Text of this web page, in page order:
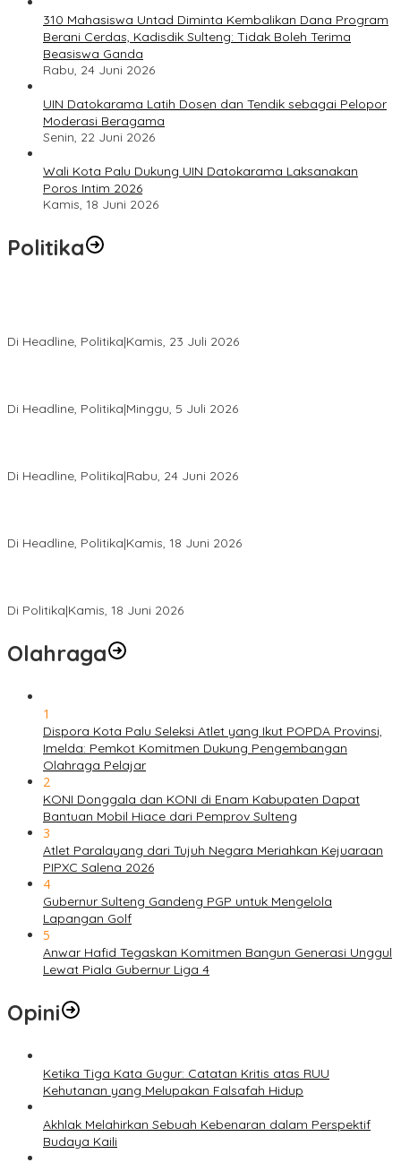
310 Mahasiswa Untad Diminta Kembalikan Dana Program
Berani Cerdas, Kadisdik Sulteng: Tidak Boleh Terima
Beasiswa Ganda
Rabu, 24 Juni 2026
UIN Datokarama Latih Dosen dan Tendik sebagai Pelopor
Moderasi Beragama
Senin, 22 Juni 2026
Wali Kota Palu Dukung UIN Datokarama Laksanakan
Poros Intim 2026
Kamis, 18 Juni 2026
Politika
Di Headline, Politika|Kamis, 23 Juli 2026
Di Headline, Politika|Minggu, 5 Juli 2026
Di Headline, Politika|Rabu, 24 Juni 2026
Di Headline, Politika|Kamis, 18 Juni 2026
Di Politika|Kamis, 18 Juni 2026
Olahraga
1
Dispora Kota Palu Seleksi Atlet yang Ikut POPDA Provinsi,
Imelda: Pemkot Komitmen Dukung Pengembangan
Olahraga Pelajar
2
KONI Donggala dan KONI di Enam Kabupaten Dapat
Bantuan Mobil Hiace dari Pemprov Sulteng
3
Atlet Paralayang dari Tujuh Negara Meriahkan Kejuaraan
PIPXC Salena 2026
4
Gubernur Sulteng Gandeng PGP untuk Mengelola
Lapangan Golf
5
Anwar Hafid Tegaskan Komitmen Bangun Generasi Unggul
Lewat Piala Gubernur Liga 4
Opini
Ketika Tiga Kata Gugur: Catatan Kritis atas RUU
Kehutanan yang Melupakan Falsafah Hidup
Akhlak Melahirkan Sebuah Kebenaran dalam Perspektif
Budaya Kaili